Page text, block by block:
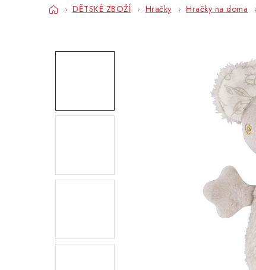
DomůDĚTSKÉ ZBOŽÍ Hračky Hračky na doma